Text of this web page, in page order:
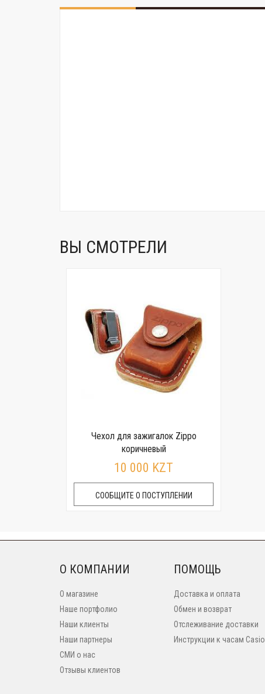
ВЫ СМОТРЕЛИ
Чехол для зажигалок Zippo
коричневый
10 000 KZT
СООБЩИТЕ О ПОСТУПЛЕНИИ
О КОМПАНИИ
О магазине
Наше портфолио
Наши клиенты
Наши партнеры
СМИ о нас
Отзывы клиентов
ПОМОЩЬ
Доставка и оплата
Обмен и возврат
Отслеживание доставки
Инструкции к часам Casio